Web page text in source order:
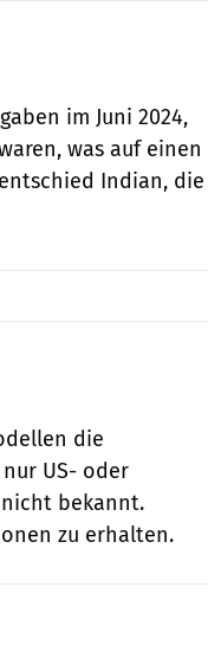
im Juni 2024,
was auf einen
Indian, die
die
US- oder
bekannt.
zu erhalten.